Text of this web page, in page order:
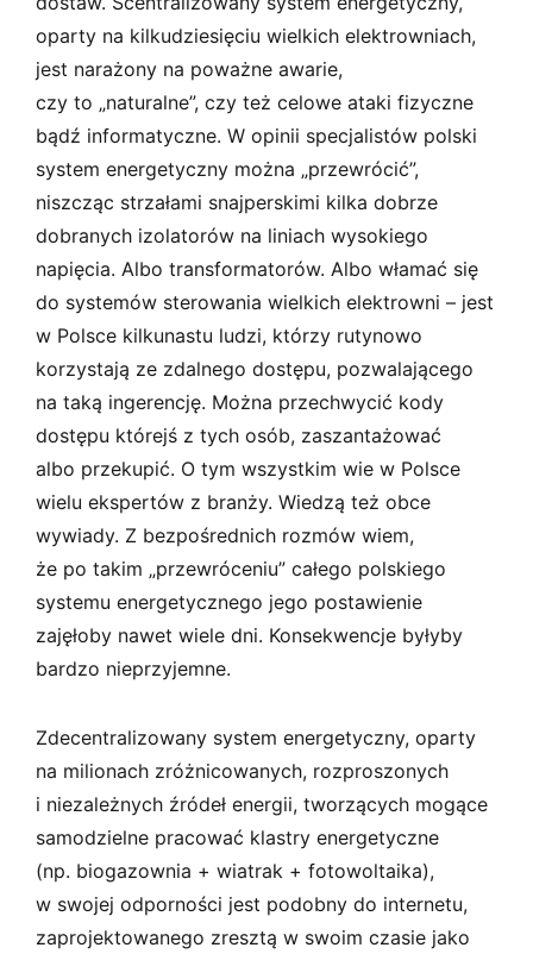
oparty na kilkudziesięciu wielkich elektrowniach,
jest narażony na poważne awarie,
czy to „naturalne”, czy też celowe ataki fizyczne
bądź informatyczne. W opinii specjalistów polski
system energetyczny można „przewrócić”,
niszcząc strzałami snajperskimi kilka dobrze
dobranych izolatorów na liniach wysokiego
napięcia. Albo transformatorów. Albo włamać się
do systemów sterowania wielkich elektrowni – jest
w Polsce kilkunastu ludzi, którzy rutynowo
korzystają ze zdalnego dostępu, pozwalającego
na taką ingerencję. Można przechwycić kody
dostępu którejś z tych osób, zaszantażować
albo przekupić. O tym wszystkim wie w Polsce
wielu ekspertów z branży. Wiedzą też obce
wywiady. Z bezpośrednich rozmów wiem,
że po takim „przewróceniu” całego polskiego
systemu energetycznego jego postawienie
zajęłoby nawet wiele dni. Konsekwencje byłyby
bardzo nieprzyjemne.
Zdecentralizowany system energetyczny, oparty
na milionach zróżnicowanych, rozproszonych
i niezależnych źródeł energii, tworzących mogące
samodzielne pracować klastry energetyczne
(np. biogazownia + wiatrak + fotowoltaika),
w swojej odporności jest podobny do internetu,
zaprojektowanego zresztą w swoim czasie jako